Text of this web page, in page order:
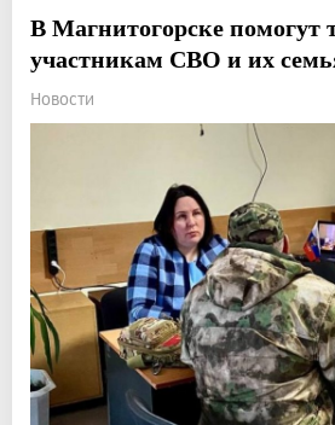
В Магнитогорске помогут
участникам СВО и их
Новости